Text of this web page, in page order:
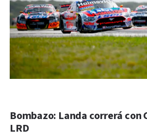
Bombazo: Landa correrá con
LRD